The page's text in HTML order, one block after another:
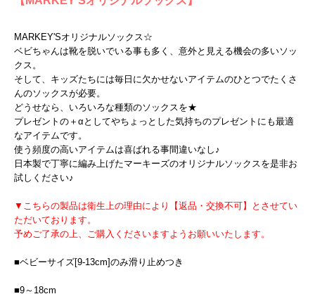
MARKEY'Sオリジナルソックス☆
ベビちゃんは靴を脱いでいる事も多く、意外と見える機会の多いソッ
クス。
そして、キッズたちには毎日に欠かせないアイテムのひとつでたくさ
んのソックスが必要。
どうせなら、いろいろな種類のソックスを★
プレゼントの＋αとしてやちょっとした気持ちのプレゼントにも最適
なアイテムです。
使う頻度の高いアイテムは喜ばれる事間違いなし♪
日本製で丁寧に編み上げたマーキーズのオリジナルソックスを是非お
試しください♪
▼こちらの製品は衛生上の理由により【返品・交換不可】とさせてい
ただいております。
予めご了承の上、ご購入くださいますようお願いいたします。
■ベビーサイズ[9-13cm]のみ滑り止めつき
■9～18cm